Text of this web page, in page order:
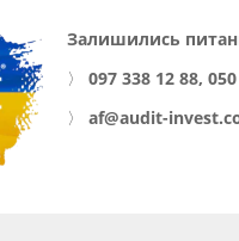
Залишились
〉
097 338 12 88,
〉
af@audit-